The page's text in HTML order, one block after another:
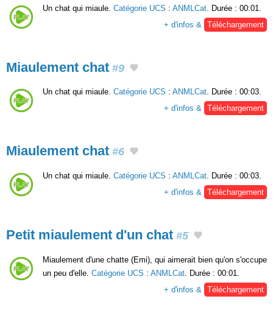
Un chat qui miaule. Catégorie UCS : ANMLCat . Durée : 00:01.
+ d'infos &
Téléchargement
Miaulement chat #9
Un chat qui miaule. Catégorie UCS : ANMLCat. Durée : 00:03.
+ d'infos & Téléchargement
Miaulement chat #6
Un chat qui miaule. Catégorie UCS : ANMLCat. Durée : 00:03.
+ d'infos & Téléchargement
Petit miaulement d'un chat #5
Miaulement d'une chatte (Emi), qui aimerait bien qu'on s'occupe
un peu d'elle. Catégorie UCS : ANMLCat . Durée : 00:01.
+ d'infos &
Téléchargement